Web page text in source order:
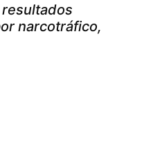
narcotráfico,